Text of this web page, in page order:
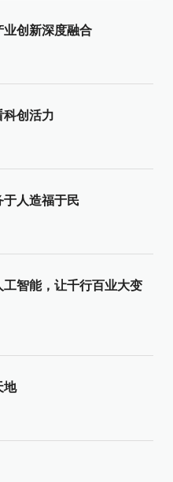
业创新深度融合
科创活力
于人造福于民
智能，让千行百业大变
地